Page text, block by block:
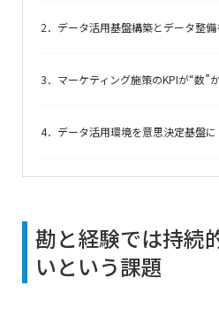
2．データ活用基盤構築とデータ整
3．マーケティング施策のKPIが“数”
4．データ活用環境を意思決定基盤に
勘と経験では持続
いという課題